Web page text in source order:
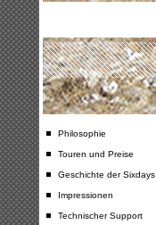
Philosophie
Touren und Preise
Geschichte der Sixdays
Impressionen
Technischer Support